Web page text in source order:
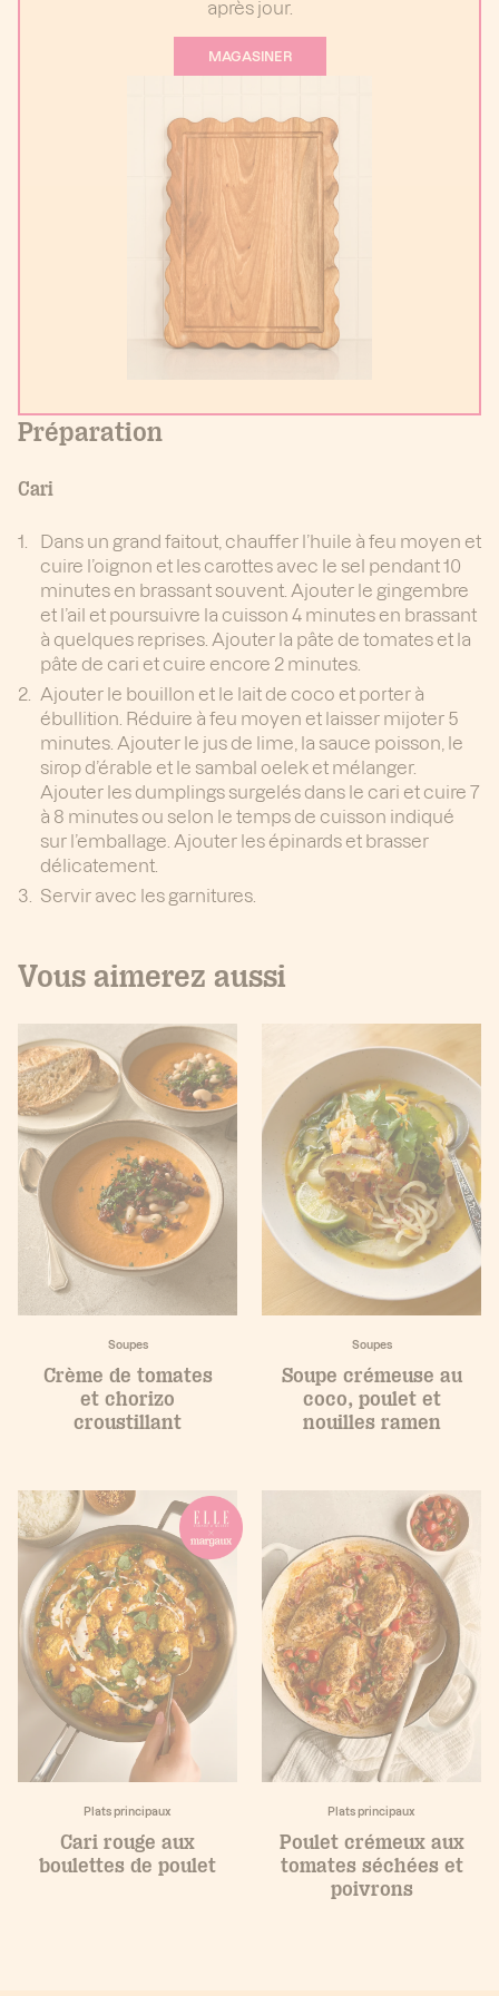
après jour.
MAGASINER
Préparation
Cari
Dans un grand faitout, chauffer l’huile à feu moyen et
cuire l’oignon et les carottes avec le sel pendant 10
minutes en brassant souvent. Ajouter le gingembre
et l’ail et poursuivre la cuisson 4 minutes en brassant
à quelques reprises. Ajouter la pâte de tomates et la
pâte de cari et cuire encore 2 minutes.
Ajouter le bouillon et le lait de coco et porter à
ébullition. Réduire à feu moyen et laisser mijoter 5
minutes. Ajouter le jus de lime, la sauce poisson, le
sirop d’érable et le sambal oelek et mélanger.
Ajouter les dumplings surgelés dans le cari et cuire 7
à 8 minutes ou selon le temps de cuisson indiqué
sur l’emballage. Ajouter les épinards et brasser
délicatement.
Servir avec les garnitures.
Vous aimerez aussi
Soupes
Crème de tomates
et chorizo
croustillant
Soupes
Soupe crémeuse au
coco, poulet et
nouilles ramen
Plats principaux
Cari rouge aux
boulettes de poulet
Plats principaux
Poulet crémeux aux
tomates séchées et
poivrons